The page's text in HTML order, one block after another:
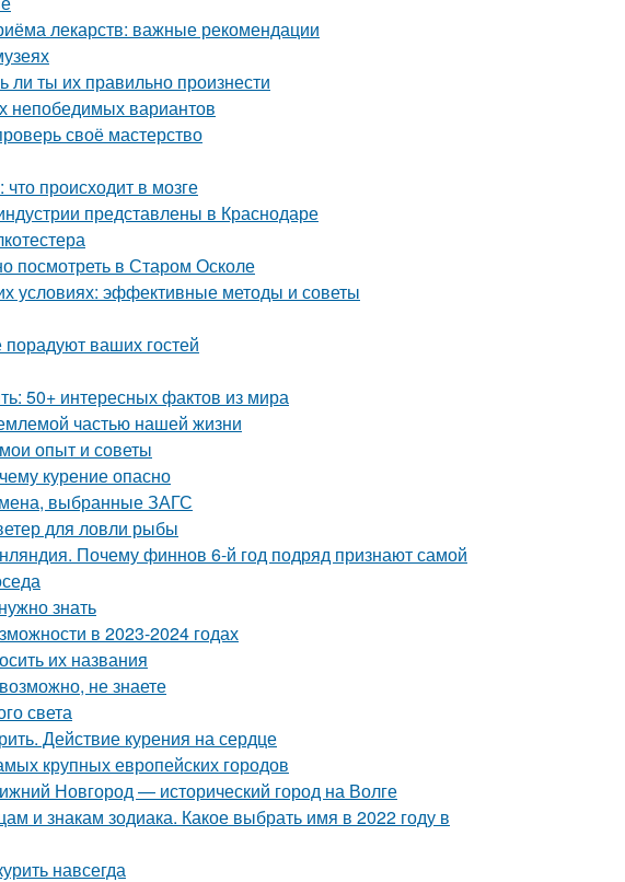
лекарств: важные рекомендации
ты их правильно произнести
непобедимых вариантов
своё мастерство
происходит в мозге
представлены в Краснодаре
посмотреть в Старом Осколе
условиях: эффективные методы и советы
ваших гостей
50+ интересных фактов из мира
частью нашей жизни
опыт и советы
курение опасно
выбранные ЗАГС
для ловли рыбы
Почему финнов 6-й год подряд признают самой
знать
в 2023-2024 годах
их названия
не знаете
света
Действие курения на сердце
крупных европейских городов
Новгород — исторический город на Волге
и знакам зодиака. Какое выбрать имя в 2022 году в
навсегда